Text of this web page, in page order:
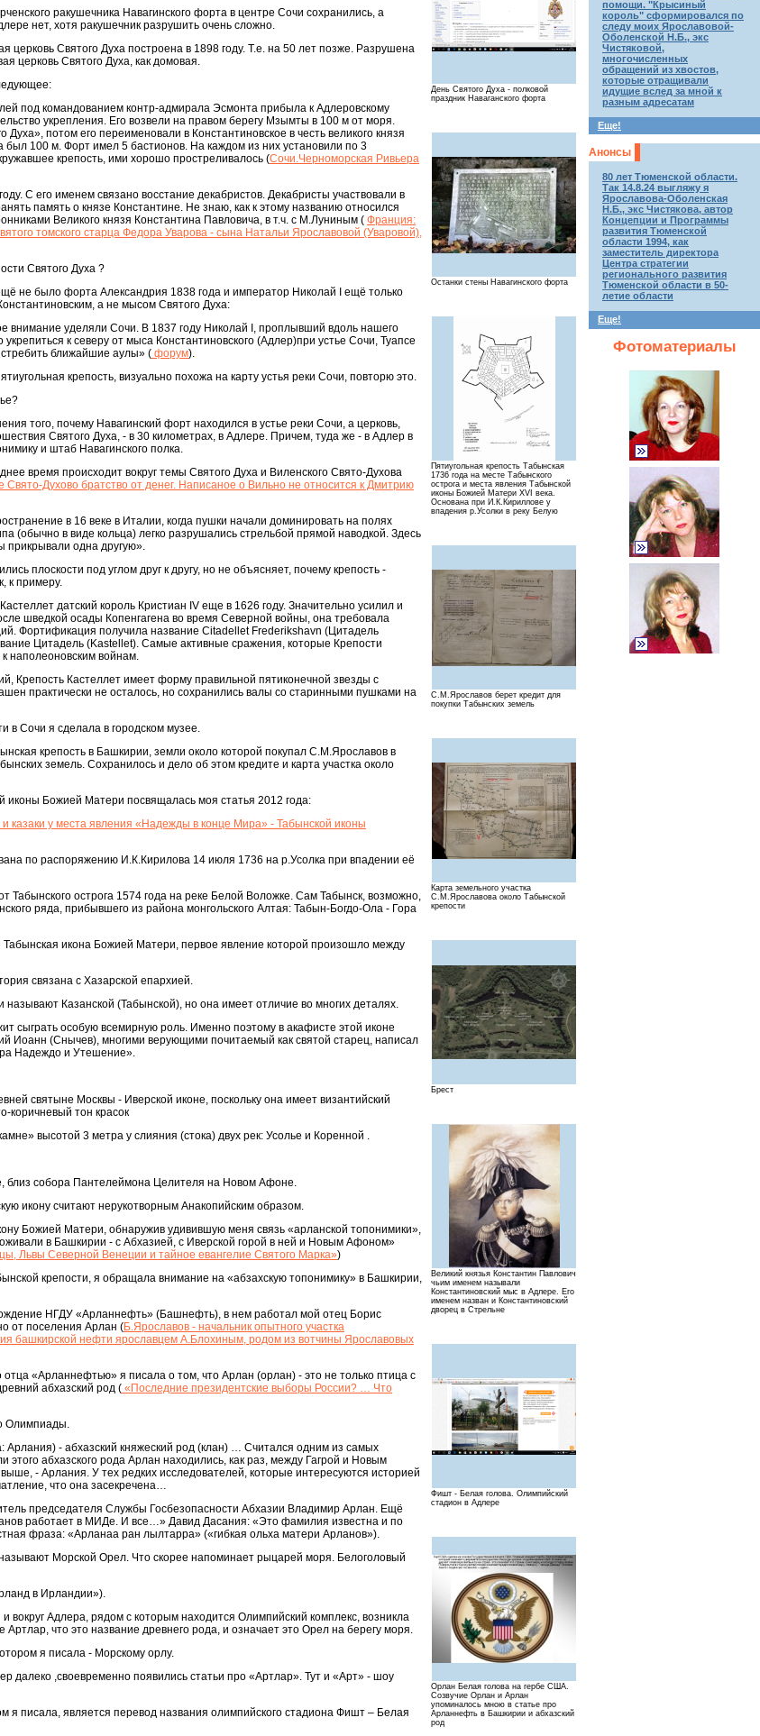
День Святого Духа - полковой
праздник Наваганского форта
Останки стены Навагинского форта
Пятиугольная крепость Табынская
1736 года на месте Табынского
острога и места явления Табынской
иконы Божией Матери XVI века.
Основана при И.К.Кириллове у
впадения р.Усолки в реку Белую
С.М.Ярославов берет кредит для
покупки Табынских земель
Карта земельного участка
С.М.Ярославова около Табынской
крепости
Брест
Великий князья Константин Павлович
чьим именем называли
Константиновский мыс в Адлере. Его
именем назван и Константиновский
дворец в Стрельне
Фишт - Белая голова. Олимпийский
стадион в Адлере
Орлан Белая голова на гербе США.
Созвучие Орлан и Арлан
упоминалось мною в статье про
Арланнефть в Башкирии и абхазский
род
ракушечника Навагинского форта в центре Сочи сохранились, а
нет, хотя ракушечник разрушить очень сложно.
Святого Духа построена в 1898 году. Т.е. на 50 лет позже. Разрушена
церковь Святого Духа, как домовая.
под командованием контр-адмирала Эсмонта прибыла к Адлеровскому
укрепления. Его возвели на правом берегу Мзымты в 100 м от моря.
потом его переименовали в Константиновское в честь великого князя
был 100 м. Форт имел 5 бастионов. На каждом из них установили по 3
крепость, ими хорошо простреливалось (Сочи.Черноморская Ривьера
С его именем связано восстание декабристов. Декабристы участвовали в
память о князе Константине. Не знаю, как к этому названию относился
Великого князя Константина Павловича, в т.ч. с М.Луниным ( Франция:
томского старца Федора Уварова - сына Натальи Ярославовой (Уваровой),
Святого Духа ?
не было форта Александрия 1838 года и император Николай I ещё только
а не мысом Святого Духа:
внимание уделяли Сочи. В 1837 году Николай I, проплывший вдоль нашего
к северу от мыса Константиновского (Адлер)при устье Сочи, Туапсе
ближайшие аулы» ( форум).
крепость, визуально похожа на карту устья реки Сочи, повторю это.
того, почему Навагинский форт находился в устье реки Сочи, а церковь,
Святого Духа, - в 30 километрах, в Адлере. Причем, туда же - в Адлер в
и штаб Навагинского полка.
время происходит вокруг темы Святого Духа и Виленского Свято-Духова
Свято-Духово братство от денег. Написаное о Вильно не относится к Дмитрию
в 16 веке в Италии, когда пушки начали доминировать на полях
(обычно в виде кольца) легко разрушались стрельбой прямой наводкой. Здесь
прикрывали одна другую».
плоскости под углом друг к другу, но не объясняет, почему крепость -
к примеру.
датский король Кристиан IV еще в 1626 году. Значительно усилил и
шведкой осады Копенгагена во время Северной войны, она требовала
Фортификация получила название Citadellet Frederikshavn (Цитадель
Цитадель (Kastellet). Самые активные сражения, которые Крепости
наполеоновским войнам.
Крепость Кастеллет имеет форму правильной пятиконечной звезды с
практически не осталось, но сохранились валы со старинными пушками на
в Сочи я сделала в городском музее.
крепость в Башкирии, земли около которой покупал С.М.Ярославов в
земель. Сохранилось и дело об этом кредите и карта участка около
иконы Божией Матери посвящалась моя статья 2012 года:
казаки у места явления «Надежды в конце Мира» - Табынской иконы
по распоряжению И.К.Кирилова 14 июля 1736 на р.Усолка при впадении её
Табынского острога 1574 года на реке Белой Воложке. Сам Табынск, возможно,
ряда, прибывшего из района монгольского Алтая: Табын-Богдо-Ола - Гора
Табынская икона Божией Матери, первое явление которой произошло между
связана с Хазарской епархией.
Казанской (Табынской), но она имеет отличие во многих деталях.
сыграть особую всемирную роль. Именно поэтому в акафисте этой иконе
Иоанн (Снычев), многими верующими почитаемый как святой старец, написал
Надеждо и Утешение».
святыне Москвы - Иверской иконе, поскольку она имеет византийский
коричневый тон красок
высотой 3 метра у слияния (стока) двух рек: Усолье и Коренной .
близ собора Пантелеймона Целителя на Новом Афоне.
икону считают нерукотворным Анакопийским образом.
Божией Матери, обнаружив удивившую меня связь «арланской топонимики»,
в Башкирии - с Абхазией, с Иверской горой в ней и Новым Афоном»
Львы Северной Венеции и тайное евангелие Святого Марка»)
крепости, я обращала внимание на «абзахскую топонимику» в Башкирии,
НГДУ «Арланнефть» (Башнефть), в нем работал мой отец Борис
от поселения Арлан (Б.Ярославов - начальник опытного участка
башкирской нефти ярославцем А.Блохиным, родом из вотчины Ярославовых
отца «Арланнефтью» я писала о том, что Арлан (орлан) - это не только птица с
абхазский род ( «Последние президентские выборы России? … Что
Олимпиады.
Арлания) - абхазский княжеский род (клан) … Считался одним из самых
этого абхазского рода Арлан находились, как раз, между Гагрой и Новым
- Арлания. У тех редких исследователей, которые интересуются историей
что она засекречена…
председателя Службы Госбезопасности Абхазии Владимир Арлан. Ещё
работает в МИДе. И все…» Давид Дасания: «Это фамилия известна и по
фраза: «Арланаа ран лылтарра» («гибкая ольха матери Арланов»).
Морской Орел. Что скорее напоминает рыцарей моря. Белоголовый
в Ирландии»).
Адлера, рядом с которым находится Олимпийский комплекс, возникла
Артлар, что это название древнего рода, и означает это Орел на берегу моря.
я писала - Морскому орлу.
далеко ,своевременно появились статьи про «Артлар». Тут и «Арт» - шоу
я писала, является перевод названия олимпийского стадиона Фишт – Белая
помощи. "Крысиный
король" сформировался по
следу моих Ярославовой-
Оболенской Н.Б., экс
Чистяковой,
многочисленных
обращений из хвостов,
которые отращивали
идущие вслед за мной к
разным адресатам
Еще!
Анонсы
80 лет Тюменской области.
Так 14.8.24 выгляжу я
Ярославова-Оболенская
Н.Б., экс Чистякова, автор
Концепции и Программы
развития Тюменской
области 1994, как
заместитель директора
Центра стратегии
регионального развития
Тюменской области в 50-
летие области
Еще!
Фотоматериалы